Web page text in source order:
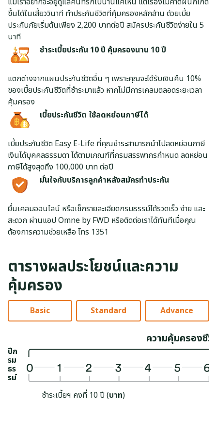
ขึ้นได้ในเสี้ยววินาที ทำประกันชีวิตที่คุ้มครองหลักล้าน ด้วยเบี้ย
ประกันภัยเริ่มต้นเพียง 2,200 บาทต่อปี สมัครประกันชีวิตง่ายใน 5
นาที
ชำระเบี้ยประกัน 10 ปี คุ้มครองนาน 10 ปี
แตกต่างจากแผนประกันชีวิตอื่น ๆ เพราะคุณจะได้รับเงินคืน 10%
ของเบี้ยประกันชีวิตที่ชำระมาแล้ว หากไม่มีการเคลมตลอดระยะเวลา
คุ้มครอง
เบี้ยประกันชีวิต ใช้ลดหย่อนภาษีได้
เบี้ยประกันชีวิต Easy E-Life ที่คุณชำระสามารถนำไปลดหย่อนภาษี
เงินได้บุคคลธรรมดา ได้ตามเกณฑ์ที่กรมสรรพากรกำหนด ลดหย่อน
ภาษีได้สูงสุดถึง 100,000 บาท ต่อปี
มั่นใจกับบริการลูกค้าหลังสมัครทำประกัน
ยื่นเคลมออนไลน์ หรือเช็กรายละเอียดกรมธรรม์ได้รวดเร็ว ง่าย และ
สะดวก ผ่านแอป Omne by FWD หรือติดต่อเราได้ทันทีเมื่อคุณ
ต้องการความช่วยเหลือ โทร 1351
ตารางผลประโยชน์และความ
คุ้มครอง
Basic Standard Advance
ความคุ้มครองชีวิ
ปีก
รม
ธร
รม์
ชำระเบี้ยฯ คงที่ 10 ปี(บาท)